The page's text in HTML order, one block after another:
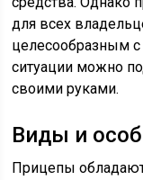
для всех
целесообразным с
ситуации можно
своими руками.
Виды и
Прицепы